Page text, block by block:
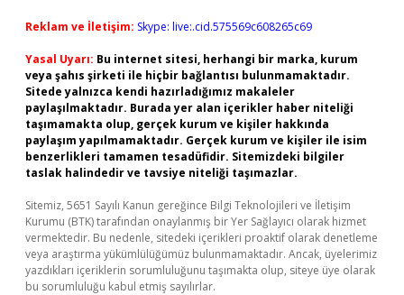
Reklam ve İletişim: Skype: live:.cid.575569c608265c69
Yasal Uyarı: Bu internet sitesi, herhangi bir marka, kurum
veya şahıs şirketi ile hiçbir bağlantısı bulunmamaktadır.
Sitede yalnızca kendi hazırladığımız makaleler
paylaşılmaktadır. Burada yer alan içerikler haber niteliği
taşımamakta olup, gerçek kurum ve kişiler hakkında
paylaşım yapılmamaktadır. Gerçek kurum ve kişiler ile isim
benzerlikleri tamamen tesadüfidir. Sitemizdeki bilgiler
taslak halindedir ve tavsiye niteliği taşımazlar.
Sitemiz, 5651 Sayılı Kanun gereğince Bilgi Teknolojileri ve İletişim
Kurumu (BTK) tarafından onaylanmış bir Yer Sağlayıcı olarak hizmet
vermektedir. Bu nedenle, sitedeki içerikleri proaktif olarak denetleme
veya araştırma yükümlülüğümüz bulunmamaktadır. Ancak, üyelerimiz
yazdıkları içeriklerin sorumluluğunu taşımakta olup, siteye üye olarak
bu sorumluluğu kabul etmiş sayılırlar.